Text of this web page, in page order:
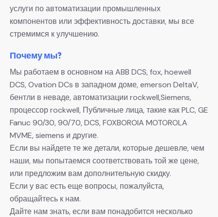
услуги по автоматизации промышленных
компонентов или эффективность доставки, мы все
стремимся к улучшению.
Почему мы?
Мы работаем в основном на ABB DCS, fox, hoewell
DCS, Ovation DCs в западном доме, emerson DeltaV,
бентли в неваде, автоматизации rockwell,Siemens,
процессор rockwell, Публичные лица, такие как PLC, GE
Fanuc 90/30, 90/70, DCS, FOXBOROIA MOTOROLA
MVME, siemens и другие.
Если вы найдете те же детали, которые дешевле, чем
наши, мы попытаемся соответствовать той же цене,
или предложим вам дополнительную скидку.
Если у вас есть еще вопросы, пожалуйста,
обращайтесь к нам.
Дайте нам знать, если вам понадобится несколько